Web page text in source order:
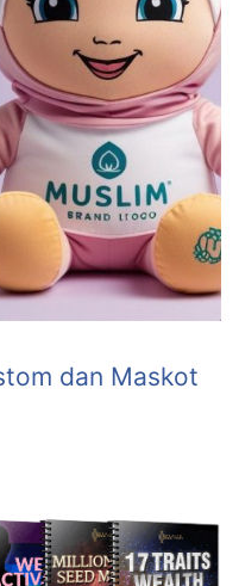
dan Maskot